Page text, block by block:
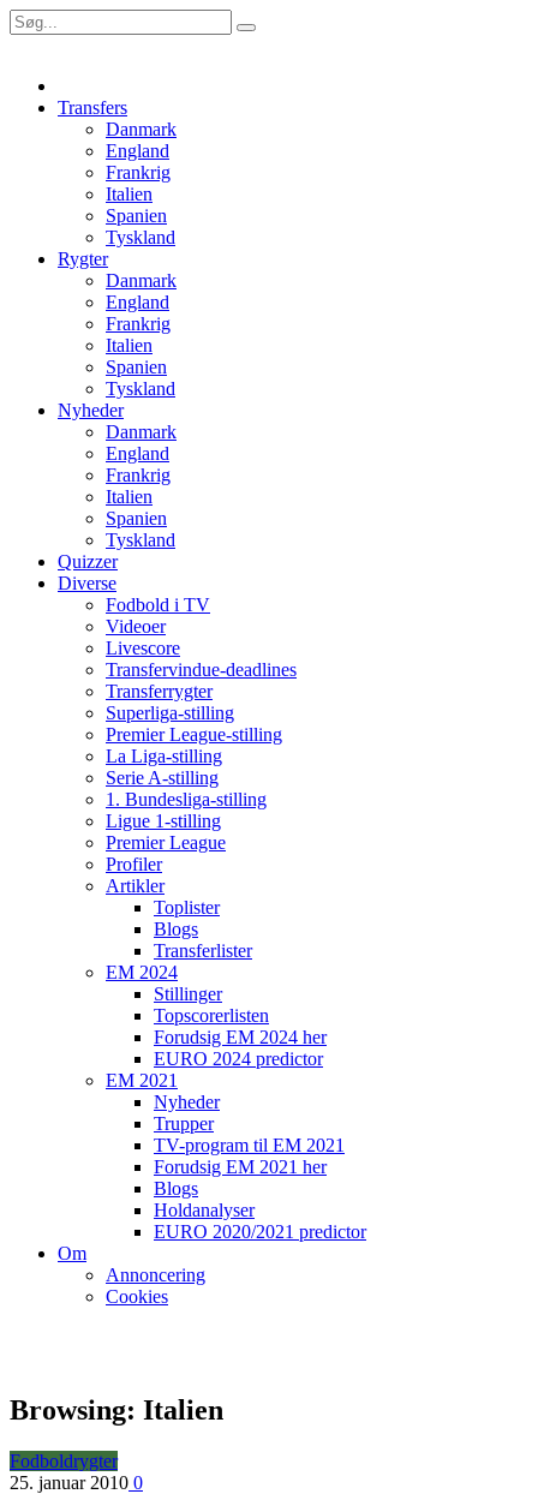
Transfers
Danmark
England
Frankrig
Italien
Spanien
Tyskland
Rygter
Danmark
England
Frankrig
Italien
Spanien
Tyskland
Nyheder
Danmark
England
Frankrig
Italien
Spanien
Tyskland
Quizzer
Diverse
Fodbold i TV
Videoer
Livescore
Transfervindue-deadlines
Transferrygter
Superliga-stilling
Premier League-stilling
La Liga-stilling
Serie A-stilling
1. Bundesliga-stilling
Ligue 1-stilling
Premier League
Profiler
Artikler
Toplister
Blogs
Transferlister
EM 2024
Stillinger
Topscorerlisten
Forudsig EM 2024 her
EURO 2024 predictor
EM 2021
Nyheder
Trupper
TV-program til EM 2021
Forudsig EM 2021 her
Blogs
Holdanalyser
EURO 2020/2021 predictor
Om
Annoncering
Cookies
Browsing: Italien
Fodboldrygter
25. januar 2010 0